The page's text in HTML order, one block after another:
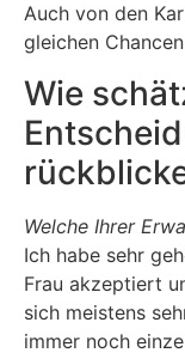
Auch von den
gleichen
Wie
Welche Ihrer
Ich habe sehr
Frau akzeptiert
sich meistens
immer noch